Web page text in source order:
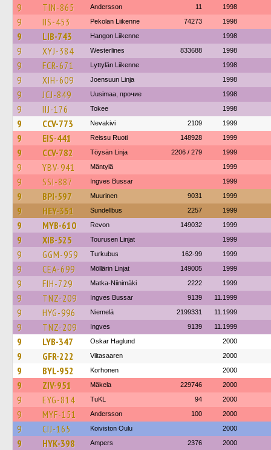
9 TIN-865 Andersson 11 1998
9 IIS-453 Pekolan Liikenne 74273 1998
9 LIB-743 Hangon Liikenne 1998
9 XYJ-384 Westerlines 833688 1998
9 FCR-671 Lyttylän Liikenne 1998
9 XIH-609 Joensuun Linja 1998
9 JCJ-849 Uusimaa, прочие 1998
9 IIJ-176 Tokee 1998
9 CCV-773 Nevakivi 2109 1999
9 EIS-441 Reissu Ruoti 148928 1999
9 CCV-782 Töysän Linja 2206 / 279 1999
9 YBV-941 Mäntylä 1999
9 SSI-887 Ingves Bussar 1999
9 BPI-597 Muurinen 9031 1999
9 HEY-351 Sundellbus 2257 1999
9 MYB-610 Revon 149032 1999
9 XIB-525 Tourusen Linjat 1999
9 GGM-959 Turkubus 162-99 1999
9 CEA-699 Möllärin Linjat 149005 1999
9 FIH-729 Matka-Niinimäki 2222 1999
9 TNZ-209 Ingves Bussar 9139 11.1999
9 HYG-996 Niemelä 2199331 11.1999
9 TNZ-209 Ingves 9139 11.1999
9 LYB-347 Oskar Haglund 2000
9 GFR-222 Viitasaaren 2000
9 BYL-952 Korhonen 2000
9 ZIV-951 Mäkela 229746 2000
9 EYG-814 TuKL 94 2000
9 MYF-151 Andersson 100 2000
9 CIJ-165 Koiviston Oulu 2000
9 HYK-398 Ampers 2376 2000